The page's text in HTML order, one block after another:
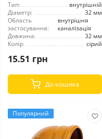
Тип:
внутрішній
Діаметр:
32 мм
Область
застосування:
внутрішня
каналізація
Довжина:
32 мм
Колір:
сірий
15.51 грн
До кошика
Популярний